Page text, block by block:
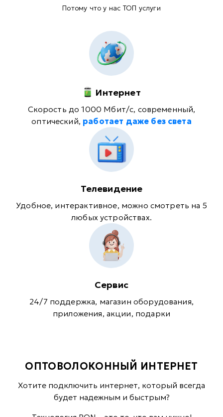
Потому что у нас ТОП услуги
Интернет
Скорость до 1000 Мбит/с, современный,
оптический, работает даже без света
Телевидение
Удобное, интерактивное, можно смотреть на 5
любых устройствах.
Сервис
24/7 поддержка, магазин оборудования,
приложения, акции, подарки
ОПТОВОЛОКОННЫЙ ИНТЕРНЕТ
Хотите подключить интернет, который всегда
будет надежным и быстрым?